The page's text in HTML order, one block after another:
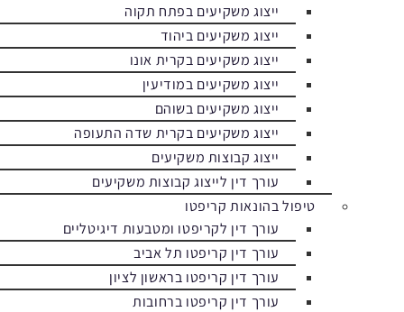
ייצוג משקיעים בפתח תקוה
ייצוג משקיעים ביהוד
ייצוג משקיעים בקרית אונו
ייצוג משקיעים במודיעין
ייצוג משקיעים בשוהם
ייצוג משקיעים בקרית שדה התעופה
ייצוג קבוצות משקיעים
עורך דין לייצוג קבוצות משקיעים
טיפול בהונאות קריפטו
עורך דין לקריפטו ומטבעות דיגיטליים
עורך דין קריפטו תל אביב
עורך דין קריפטו בראשון לציון
עורך דין קריפטו ברחובות